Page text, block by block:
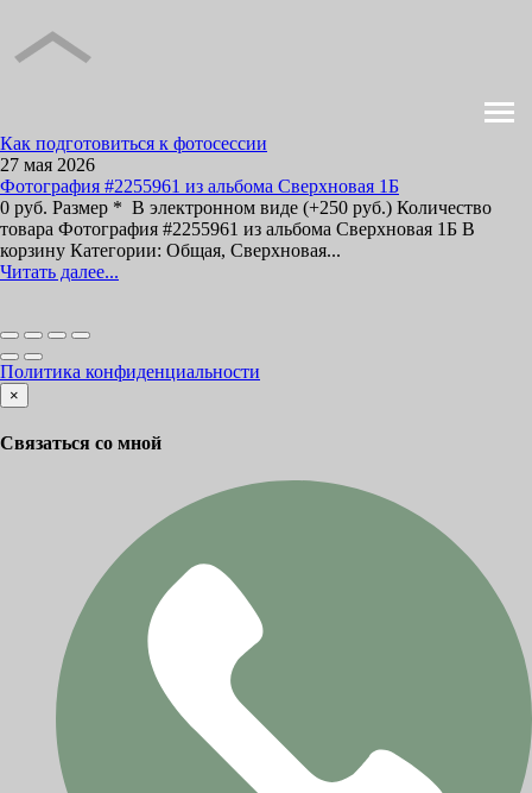
Как подготовиться к фотосессии
27 мая 2026
Фотография #2255961 из альбома Сверхновая 1Б
0 руб. Размер * В электронном виде (+250 руб.) Количество
товара Фотография #2255961 из альбома Сверхновая 1Б В
корзину Категории: Общая, Сверхновая...
Читать далее...
Политика конфиденциальности
×
Связаться со мной